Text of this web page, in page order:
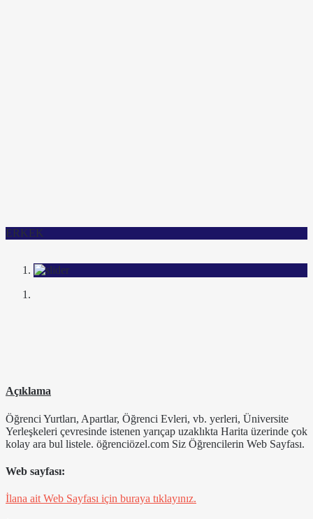
ERKEK
Açıklama
Öğrenci Yurtları, Apartlar, Öğrenci Evleri, vb. yerleri, Üniversite
Yerleşkeleri çevresinde istenen yarıçap uzaklıkta Harita üzerinde çok
kolay ara bul listele. öğrenciözel.com Siz Öğrencilerin Web Sayfası.
Web sayfası:
İlana ait Web Sayfası için buraya tıklayınız.